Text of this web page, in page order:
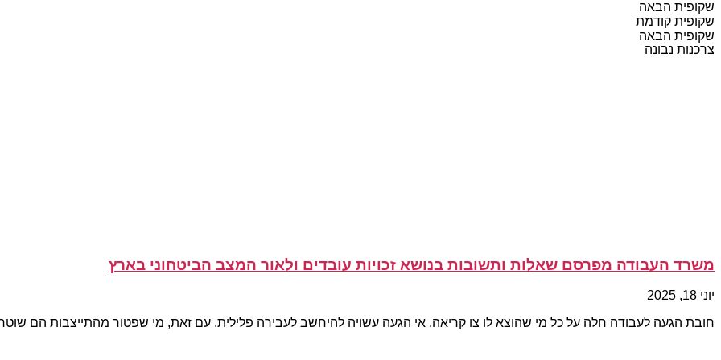
שקופית הבאה
שקופית קודמת
שקופית הבאה
צרכנות נבונה
משרד העבודה מפרסם שאלות ותשובות בנושא זכויות עובדים ולאור המצב הביטחוני בארץ
יוני 18, 2025
חובת הגעה לעבודה חלה על כל מי שהוצא לו צו קריאה. אי הגעה עשויה להיחשב לעבירה פלילית. עם זאת, מי שפטור מהתייצבות הם